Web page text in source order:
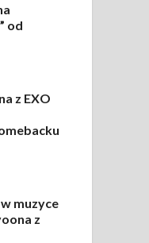
od
z EXO
muzyce
z